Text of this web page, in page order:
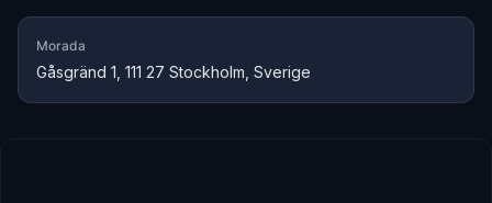
Morada
Gåsgränd 1, 111 27 Stockholm, Sverige